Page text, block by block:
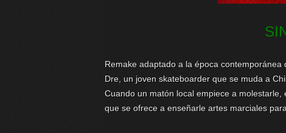
Remake adaptado a la época contemporánea
Dre, un joven skateboarder que se muda a
Cuando un matón local empiece a
que se ofrece a enseñarle artes marciales